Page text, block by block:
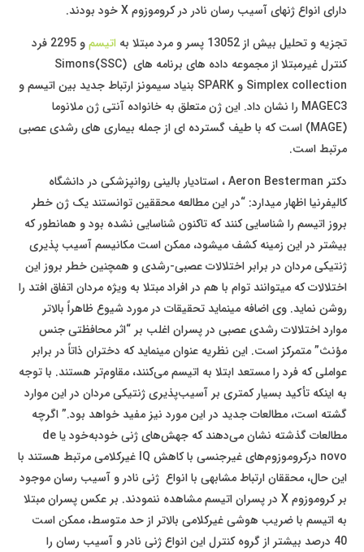
دارای انواع ژنهای آسیب رسان نادر در کروموزوم X خود بودند.
تجزیه و تحلیل بیش از 13052 پسر و مرد مبتلا به
اتیسم
و 2295 فرد
کنترل غیرمبتلا از مجموعه داده های برنامه های (SSC)Simons
Simplex collection و SPARK بنیاد سیمونز ارتباط جدید بین اتیسم و
MAGEC3 را نشان داد. این ژن متعلق به خانواده آنتی ژن ملانوما
(MAGE) است که با طیف گسترده ای از جمله بیماری های رشدی عصبی
مرتبط است.
دکتر Aeron Besterman ، استادیار بالینی روانپزشکی در دانشگاه
کالیفرنیا اظهار میدارد: “در این مطالعه محققین توانستند یک ژن خطر
بروز اتیسم را شناسایی کنند که تاکنون شناسایی نشده بود و همانطور که
بیشتر در این زمینه کشف میشود، ممکن است مکانیسم آسیب پذیری
ژنتیکی مردان در برابر اختلالات عصبی-رشدی و همچنین خطر بروز این
اختلالات که میتوانند توام با هم در افراد مبتلا به ویژه مردان اتفاق افتد را
روشن نماید. وی اضافه مینماید تحقیقات در مورد شیوع ظاهراً بالاتر
موارد اختلالات رشدی عصبی در پسران اغلب بر “اثر محافظتی جنس
مؤنث” متمرکز است. این نظریه عنوان مینماید که دختران ذاتاً در برابر
عواملی که فرد را مستعد ابتلا به اتیسم می‌کنند، مقاوم‌تر هستند. با توجه
به اینکه تأکید بسیار کمتری بر آسیب‌پذیری ژنتیکی مردان در این موارد
گشته است، مطالعات جدید در این مورد نیز مفید خواهد بود.” اگرچه
مطالعات گذشته نشان می‌دهند که جهش‌های ژنی خودبه‌خود یا de
novo درکروموزوم‌های غیرجنسی با کاهش IQ غیرکلامی مرتبط هستند با
این حال، محققان ارتباط مشابهی با انواع ژنی نادر و آسیب رسان موجود
بر کروموزوم X در پسران اتیسم مشاهده ننمودند. بر عکس پسران مبتلا
به اتیسم با ضریب هوشی غیرکلامی بالاتر از حد متوسط، ممکن است
40 درصد بیشتر از گروه کنترل این انواع ژنی نادر و آسیب رسان را